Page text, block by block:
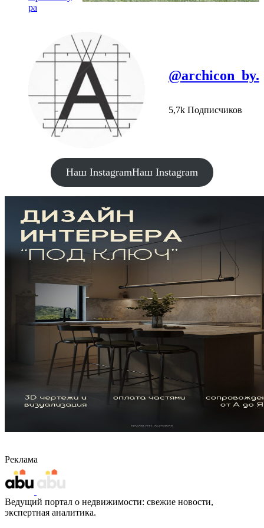
ра
@archicon_by.
5,7k Подписчиков
Наш InstagramНаш Instagram
Реклама
Ведущий портал о недвижимости: свежие новости,
экспертная аналитика.